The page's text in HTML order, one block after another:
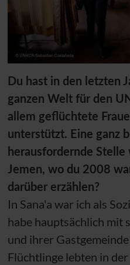
Du hast in den letzten
ganzen Welt für den
allem geflüchtete
unterstützt. Eine ganz
herausfordernde
Jemen, wo du 2008
darüber erzählen?
In Sana'a war ich als
habe hauptsächlich mit
und ihrer
Flüchtlinge lebten in